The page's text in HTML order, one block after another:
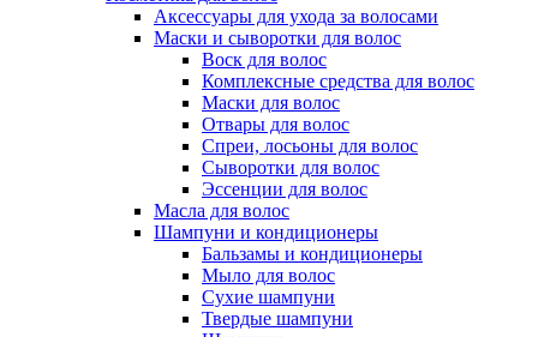
Аксессуары для ухода за волосами
Маски и сыворотки для волос
Воск для волос
Комплексные средства для волос
Маски для волос
Отвары для волос
Спреи, лосьоны для волос
Сыворотки для волос
Эссенции для волос
Масла для волос
Шампуни и кондиционеры
Бальзамы и кондиционеры
Мыло для волос
Сухие шампуни
Твердые шампуни